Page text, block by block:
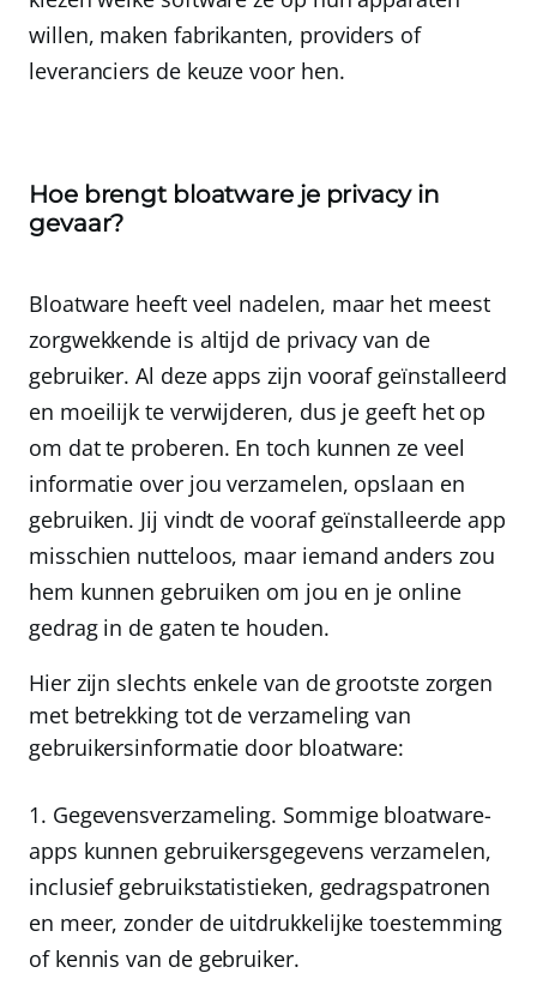
willen, maken fabrikanten, providers of
leveranciers de keuze voor hen.
Hoe brengt bloatware je privacy in
gevaar?
Bloatware heeft veel nadelen, maar het meest
zorgwekkende is altijd de privacy van de
gebruiker. Al deze apps zijn vooraf geïnstalleerd
en moeilijk te verwijderen, dus je geeft het op
om dat te proberen. En toch kunnen ze veel
informatie over jou verzamelen, opslaan en
gebruiken. Jij vindt de vooraf geïnstalleerde app
misschien nutteloos, maar iemand anders zou
hem kunnen gebruiken om jou en je online
gedrag in de gaten te houden.
Hier zijn slechts enkele van de grootste zorgen
met betrekking tot de verzameling van
gebruikersinformatie door bloatware:
Gegevensverzameling. Sommige bloatware-
apps kunnen gebruikersgegevens verzamelen,
inclusief gebruikstatistieken, gedragspatronen
en meer, zonder de uitdrukkelijke toestemming
of kennis van de gebruiker.